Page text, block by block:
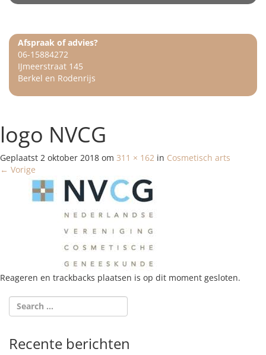
Afspraak of advies?
06-15884272
IJmeerstraat 145
Berkel en Rodenrijs
logo NVCG
Geplaatst 2 oktober 2018 om 311 × 162 in Cosmetisch arts
← Vorige
Reageren en trackbacks plaatsen is op dit moment gesloten.
Recente berichten